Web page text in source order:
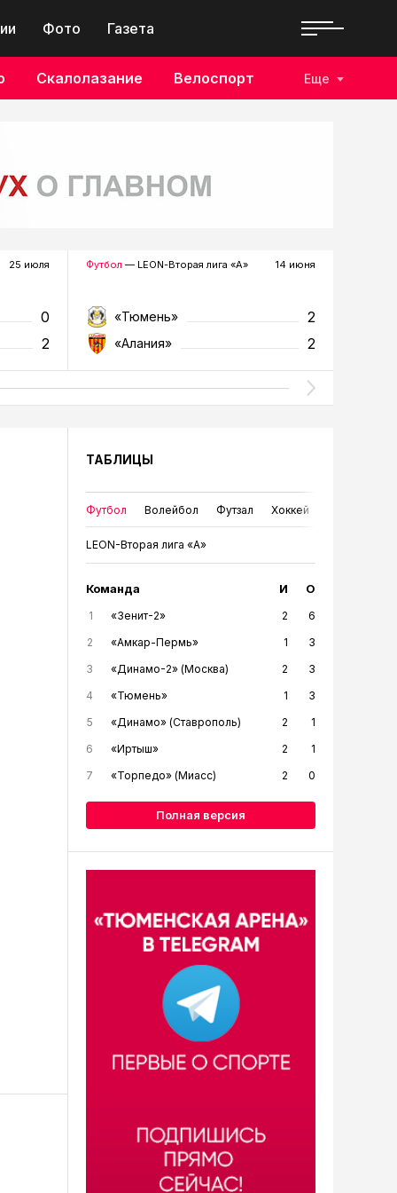
Фото Газета
Скалолазание Велоспорт Еще
25 июля
0
2
Футбол — LEON-Вторая лига «А» 14 июня
«Тюмень» 2
«Алания» 2
ТАБЛИЦЫ
Футбол Волейбол Футзал Хоккей
LEON-Вторая лига «А»
Команда И О
1 «Зенит-2» 2
6
2
«Амкар-Пермь» 1
3
3
«Динамо-2» (Москва) 2
3
4
«Тюмень» 1
3
5
«Динамо» (Ставрополь) 2
1
6
«Иртыш» 2
1
7
«Торпедо» (Миасс) 2 0
Полная версия